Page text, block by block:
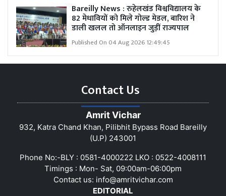
Bareilly News : रुहेलखंड विश्वविद्यालय के
82 मेधावियों को मिले गोल्ड मेडल, बारिश ने
डाली खलल तो ऑनलाइन जुड़ीं राज्यपाल
Published On 04 Aug 2026 12:49:45
Contact Us
Amrit Vichar
932, Katra Chand Khan, Pilibhit Bypass Road Bareilly
(U.P) 243001
Phone No:-BLY : 0581-4000222 LKO : 0522-4008111
Timings : Mon- Sat, 09:00am-06:00pm
Contact us: info@amritvichar.com
EDITORIAL